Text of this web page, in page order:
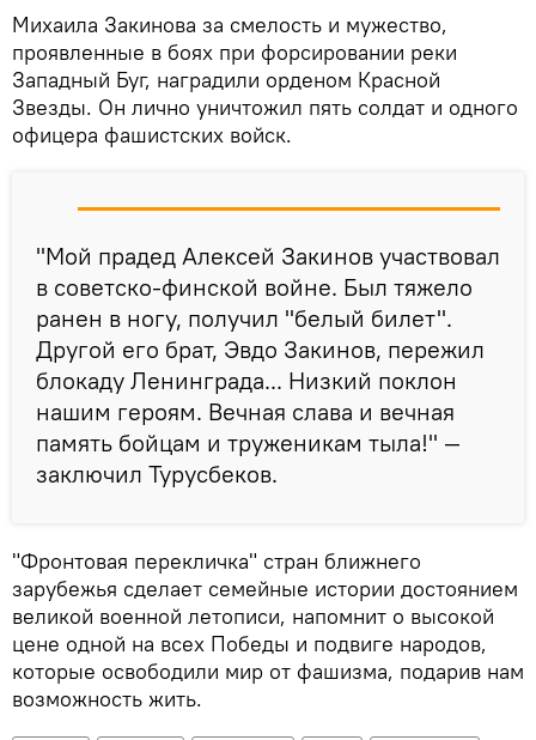
Михаила Закинова за смелость и мужество,
проявленные в боях при форсировании реки
Западный Буг, наградили орденом Красной
Звезды. Он лично уничтожил пять солдат и одного
офицера фашистских войск.
"Мой прадед Алексей Закинов участвовал
в советско-финской войне. Был тяжело
ранен в ногу, получил "белый билет".
Другой его брат, Эвдо Закинов, пережил
блокаду Ленинграда... Низкий поклон
нашим героям. Вечная слава и вечная
память бойцам и труженикам тыла!" —
заключил Турусбеков.
"Фронтовая перекличка" стран ближнего
зарубежья сделает семейные истории достоянием
великой военной летописи, напомнит о высокой
цене одной на всех Победы и подвиге народов,
которые освободили мир от фашизма, подарив нам
возможность жить.